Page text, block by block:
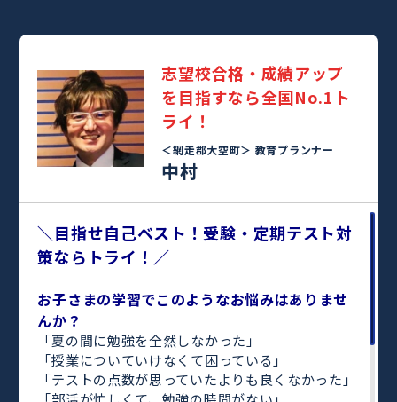
志望校合格・成績アップ
を目指すなら全国No.1ト
ライ！
＜網走郡大空町＞ 教育プランナー
中村
＼目指せ自己ベスト！受験・定期テスト対
策ならトライ！／
お子さまの学習でこのようなお悩みはありませ
んか？
「夏の間に勉強を全然しなかった」
「授業についていけなくて困っている」
「テストの点数が思っていたよりも良くなかった」